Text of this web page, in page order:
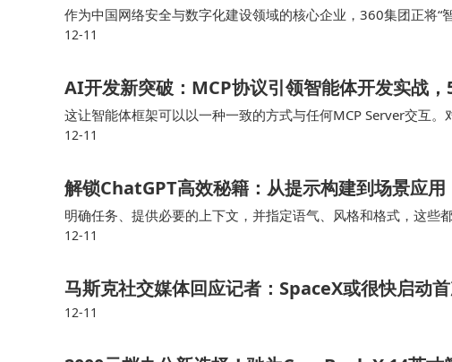
作为中国网络安全与数字化建设领域的核心企业，360集团正将“
全能力为基石，构建起技术驱动与风险防范并重的新质生产力发
12-11
AI开发新突破：MCP协议引领智能体开发实战
这让智能体框架可以以一种一致的方式与任何MCP Server交互
身于构建垂直领域的专业MCP Server，成为能力供给者；或驾驭
12-11
解锁ChatGPT高效秘籍：从提示构建到场景应
明确任务、提供必要的上下文，并指定语气、风格和格式，这些
是释放ChatGPT潜力的关键，同时要注意数据安全，避免泄露敏
12-11
马斯克社交媒体回应记者：SpaceX或很快启动
12-11